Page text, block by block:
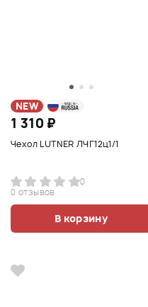
NEW
1 310 ₽
Чехол LUTNER ЛЧГ12ц1/1
0
0 отзывов
В корзину